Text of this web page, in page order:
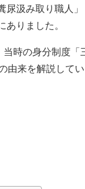
汲み取り職人」
ありました。
時の身分制度「
由来を解説して